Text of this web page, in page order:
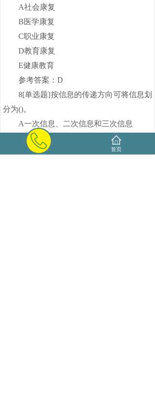
A社会康复
B医学康复
C职业康复
D教育康复
E健康教育
参考答案：D
8[单选题]按信息的传递方向可将信息划
分为()。
A一次信息、二次信息和三次信息
B实在信息、先验信息和实得信息
C前馈信息和反馈信息
首页